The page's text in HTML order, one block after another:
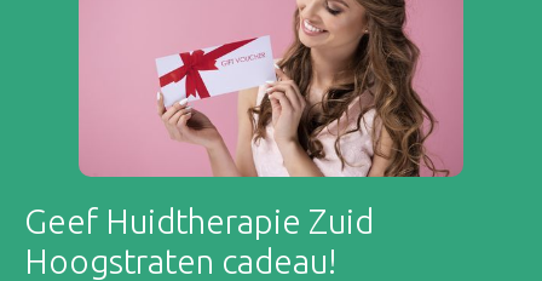
Geef Huidtherapie Zuid
Hoogstraten cadeau!